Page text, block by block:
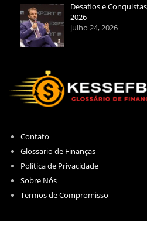
Desafios e
2026
julho 24, 2026
Contato
Glossario de Finanças
Política de Privacidade
Sobre Nós
Termos de Compromisso